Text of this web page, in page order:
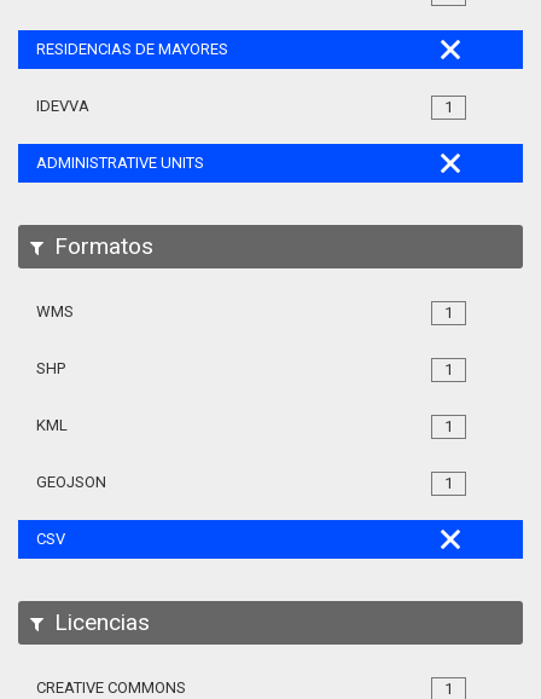
RESIDENCIAS DE MAYORES
1
IDEVVA
ADMINISTRATIVE UNITS
Formatos
1
WMS
1
SHP
1
KML
1
GEOJSON
CSV
Licencias
1
CREATIVE COMMONS